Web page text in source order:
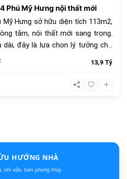
Phú Mỹ Hưng nội thất mới
Mỹ Hưng sở hữu diện tích 113m2,
tắm, nội thất mới sang trọng.
đây là lựa chọn lý tưởng cho
13.9 tỷ đồng, vị trí trung tâm, tiện
13,9 Tỷ
HƯỚNG NHÀ
nhì vận, tam phong thủy